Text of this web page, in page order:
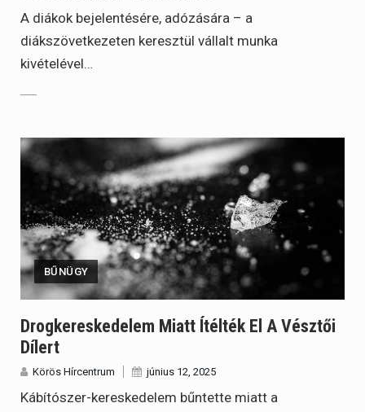
A diákok bejelentésére, adózására – a
diákszövetkezeten keresztül vállalt munka
kivételével…
BŰNÜGY
Drogkereskedelem Miatt Ítélték El A Vésztői
Dílert
Körös Hírcentrum június 12, 2025
Kábítószer-kereskedelem bűntette miatt a